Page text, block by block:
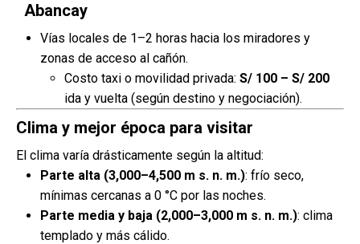
Abancay
Vías locales de 1–2 horas hacia los miradores y
zonas de acceso al cañón.
Costo taxi o movilidad privada: S/ 100 – S/ 200
ida y vuelta (según destino y negociación).
Clima y mejor época para visitar
El clima varía drásticamente según la altitud:
Parte alta (3,000–4,500 m s. n. m.): frío seco,
mínimas cercanas a 0 °C por las noches.
Parte media y baja (2,000–3,000 m s. n. m.): clima
templado y más cálido.